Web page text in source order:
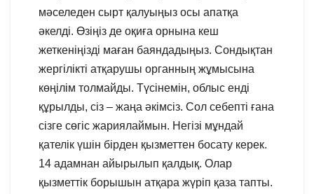
мәселеден сырт қалуыңыз осы апатқа
әкелді. Өзіңіз де оқиға орнына кеш
жеткеніңізді маған баяндадыңыз. Сондықтан
жергілікті атқарушы органның жұмысына
көңілім толмайды. Түсінемін, облыс енді
құрылды, сіз – жаңа әкімсіз. Сол себепті ғана
сізге сөгіс жариялаймын. Негізі мұндай
қателік үшін бірден қызметтен босату керек.
14 адамнан айырылып қалдық. Олар
қызметтік борышын атқара жүріп қаза тапты.